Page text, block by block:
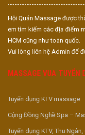
Hội Quán Massage được
em tìm kiếm các địa điểm
HCM cũng như toàn quốc.
Vui lòng liên hệ Admin để
MASSAGE VUA TUYỂN
Tuyển dụng KTV massage
Cộng Đồng Nghề Spa –
Tuyển dụng KTV, Thu